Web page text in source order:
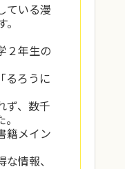
ている漫
２年生の
るろうに
ず、数千
籍メイン
情報、